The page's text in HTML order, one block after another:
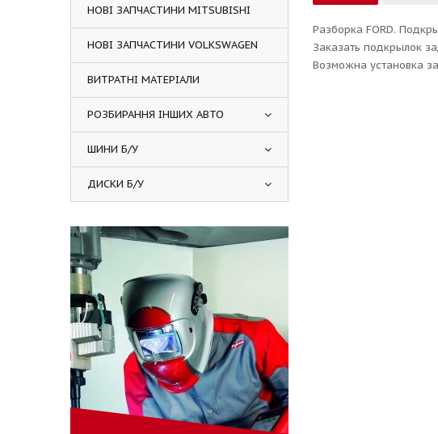
Разборка FORD.
Заказать подкрылок
Возможна установка
НОВІ ЗАПЧАСТИНИ MITSUBISHI
НОВІ ЗАПЧАСТИНИ VOLKSWAGEN
ВИТРАТНІ МАТЕРІАЛИ
РОЗБИРАННЯ ІНШИХ АВТО
ШИНИ Б/У
ДИСКИ Б/У